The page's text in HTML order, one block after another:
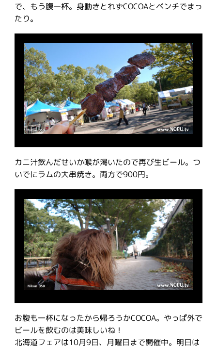
で、もう腹一杯。身動きとれずCOCOAとベンチでまっ
たり。
カニ汁飲んだせいか喉が渇いたので再び生ビール。つ
いでにラムの大串焼き。両方で900円。
お腹も一杯になったから帰ろうかCOCOA。やっぱ外で
ビールを飲むのは美味しいね！
北海道フェアは10月9日、月曜日まで開催中。明日は